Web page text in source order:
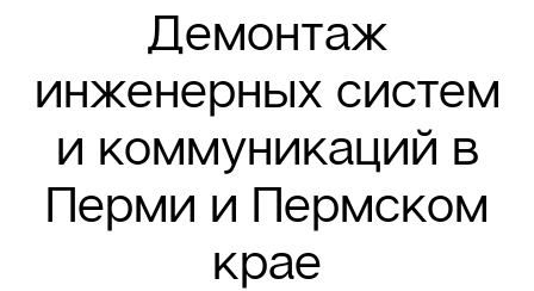
Демонтаж
инженерных систем
и коммуникаций в
Перми и Пермском
крае